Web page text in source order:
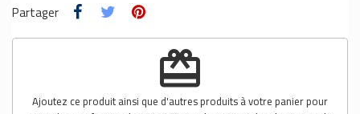
Partager
redeem
Ajoutez ce produit ainsi que d'autres produits à votre panier pour